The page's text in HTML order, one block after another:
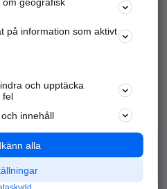
igång och annonsera mot
nära dig.
Populära sökningar
Annonsera
Integritet
Nödnummer
på information som aktivt
och upptäcka
fel
innehåll
alla